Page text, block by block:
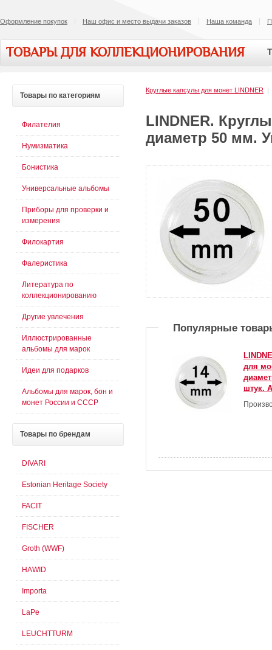
Оформление покупок Наш офис и место выдачи заказов Наша команда
ТОВАРЫ ДЛЯ КОЛЛЕКЦИОНИРОВАНИЯ
Круглые капсулы для монет LINDNER |
LINDNER.
диаметр 50 мм.
Популярные
для
штук.
Товары по категориям
Филателия
Нумизматика
Бонистика
Универсальные альбомы
Приборы для проверки и
измерения
Филокартия
Фалеристика
Литература по
коллекционированию
Другие увлечения
Иллюстрированные
альбомы для марок
Идеи для подарков
Альбомы для марок, бон и
монет России и СССР
Товары по брендам
DIVARI
Estonian Heritage Society
FACIT
FISCHER
Groth (WWF)
HAWID
Importa
LaPe
LEUCHTTURM